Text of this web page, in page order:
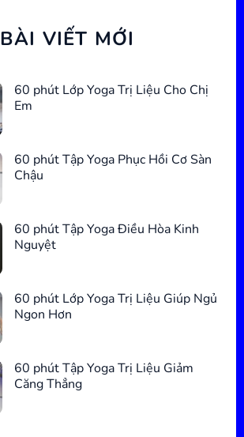
BÀI VIẾT MỚI
60 phút Lớp Yoga Trị Liệu Cho Chị
Em
60 phút Tập Yoga Phục Hồi Cơ Sàn
Chậu
60 phút Tập Yoga Điều Hòa Kinh
Nguyệt
60 phút Lớp Yoga Trị Liệu Giúp Ngủ
Ngon Hơn
60 phút Tập Yoga Trị Liệu Giảm
Căng Thẳng